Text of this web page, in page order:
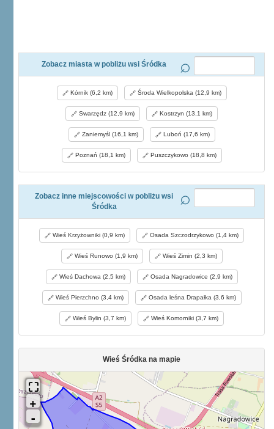
Zobacz miasta w pobliżu wsi Śródka
Kórnik (6,2 km) Środa Wielkopolska (12,9 km)
Swarzędz (12,9 km) Kostrzyn (13,1 km)
Zaniemyśl (16,1 km) Luboń (17,6 km)
Poznań (18,1 km) Puszczykowo (18,8 km)
Zobacz inne miejscowości w pobliżu wsi
Śródka
Wieś Krzyżowniki (0,9 km) Osada Szczodrzykowo (1,4 km)
Wieś Runowo (1,9 km) Wieś Zimin (2,3 km)
Wieś Dachowa (2,5 km) Osada Nagradowice (2,9 km)
Wieś Pierzchno (3,4 km) Osada leśna Drapałka (3,6 km)
Wieś Bylin (3,7 km) Wieś Komorniki (3,7 km)
Wieś Śródka na mapie